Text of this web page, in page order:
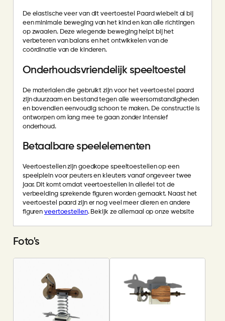
De elastische veer van dit veertoestel Paard wiebelt al bij
een minimale beweging van het kind en kan alle richtingen
op zwaaien. Deze wiegende beweging helpt bij het
verbeteren van balans en het ontwikkelen van de
coördinatie van de kinderen.
Onderhoudsvriendelijk speeltoestel
De materialen die gebruikt zijn voor het veertoestel paard
zijn duurzaam en bestand tegen alle weersomstandigheden
en bovendien eenvoudig schoon te maken. De constructie is
ontworpen om lang mee te gaan zonder intensief
onderhoud.
Betaalbare speelelementen
Veertoestellen zijn goedkope speeltoestellen op een
speelplein voor peuters en kleuters vanaf ongeveer twee
jaar. Dit komt omdat veertoestellen in allerlei tot de
verbeelding sprekende figuren worden gemaakt. Naast het
veertoestel paard zijn er nog veel meer dieren en andere
figurenveertoestellen. Bekijk ze allemaal op onze website
Foto's